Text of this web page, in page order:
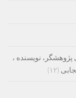
نویسنده ،
(۱۲)